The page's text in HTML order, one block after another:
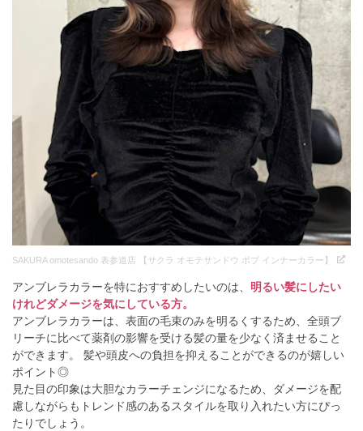
SAKURA omotesando 表参道店 【サクラ オモテサンドウ ボブ インナーカラー】
アンブレラカラーを特におすすめしたいのは、 明るい髪にしたい
けれどダメージを気にしている方。
アンブレラカラーは、表面の毛束のみを明るくするため、全頭ブ
リーチに比べて薬剤の影響を受ける髪の量を少なく済ませること
ができます。 髪や頭皮への負担を抑えることができるのが嬉しい
ポイント◎
見た目の印象は大胆なカラーチェンジになるため、ダメージを配
慮しながらもトレンド感のあるスタイルを取り入れたい方にぴっ
たりでしょう。